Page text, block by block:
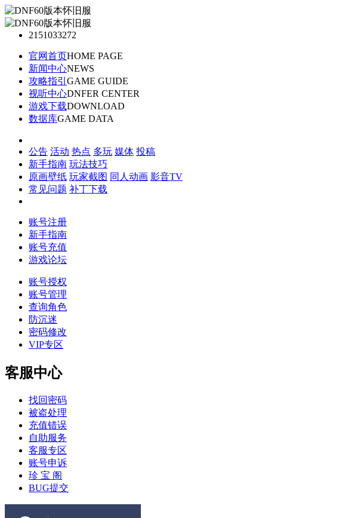
2151033272
官网首页HOME PAGE
新闻中心NEWS
攻略指引 GAME GUIDE
视听中心DNFER CENTER
游戏下载DOWNLOAD
数据库GAME DATA
公告 活动 热点 多玩 媒体 投稿
新手指南 玩法技巧
原画壁纸 玩家截图 同人动画 影音TV
常见问题 补丁下载
账号注册
新手指南
账号充值
游戏论坛
账号授权
账号管理
查询角色
防沉迷
密码修改
VIP专区
客服中心
找回密码
被盗处理
充值错误
自助服务
客服专区
账号申诉
珍 宝 阁
BUG提交